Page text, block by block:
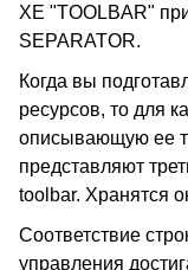
XE "TOOLBAR"
SEPARATOR.
Когда вы
ресурсов, то для
описывающую ее
представляют
toolbar. Хранятся
Соответствие
управления